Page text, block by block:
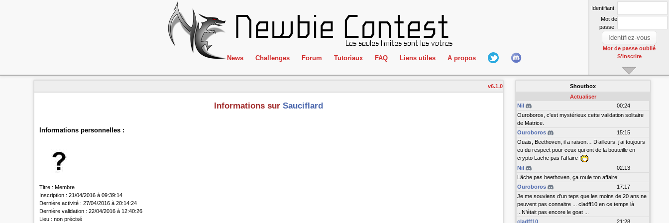
News Challenges
ClientSide
Forensics
Forum Tutoriaux FAQ Liens utiles
IRC
Newbie Connect
A propos
L'équipe
Hall Of Fame
Identifiant:
Mot de
passe:
Mot de passe oublié
S'inscrire
v6.1.0
Informations surSauciflard
Informations personnelles :
Titre : Membre
Inscription : 21/04/2016 à 09:39:14
Dernière activité : 27/04/2016 à 20:14:24
Dernière validation : 22/04/2016 à 12:40:26
Lieu : non précisé
Shoutbox
Actualiser
Nil
00:24
Ouroboros, c'est mystérieux cette validation solitaire
de Matrice.
Ouroboros
15:15
Ouais, Beethoven, il a raison… D’ailleurs, j’ai toujours
eu du respect pour ceux qui ont de la bouteille en
crypto Lache pas l'affaire !
Nil
02:13
Lâche pas beethoven, ça roule ton affaire!
Ouroboros
17:17
Je me souviens d'un teps que les moins de 20 ans ne
peuvent pas connaitre ... cladff10 en ce temps là
...N'était pas encore le goat ...
cladff10
21:28